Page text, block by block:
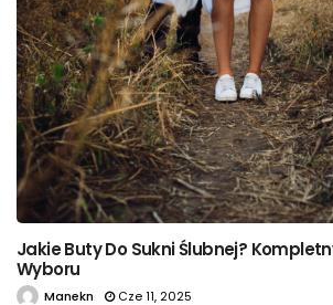
Jakie Buty Do Sukni Ślubnej?
Wyboru
Manekn Cze 11, 2025